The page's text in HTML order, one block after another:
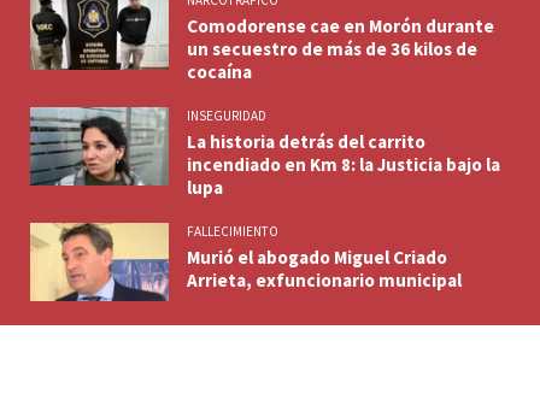
Comodorense cae en Morón durante
un secuestro de más de 36 kilos de
cocaína
INSEGURIDAD
La historia detrás del carrito
incendiado en Km 8: la Justicia bajo la
lupa
FALLECIMIENTO
Murió el abogado Miguel Criado
Arrieta, exfuncionario municipal